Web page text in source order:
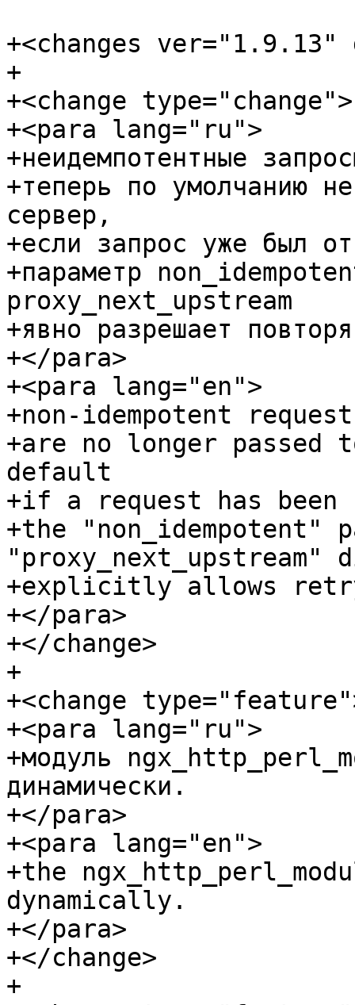
+<changes ver="1.9.13"
+
+<change type="change">
+<para lang="ru">
+неидемпотентные
+теперь по умолчанию
сервер,
+если запрос уже был
+параметр
proxy_next_upstream
+явно разрешает
+</para>
+<para lang="en">
+non-idempotent
+are no longer passed
default
+if a request has been
+the "non_idempotent"
"proxy_next_upstream"
+explicitly allows
+</para>
+</change>
+
+<change
+<para lang="ru">
+модуль
динамически.
+</para>
+<para lang="en">
+the
dynamically.
+</para>
+</change>
+